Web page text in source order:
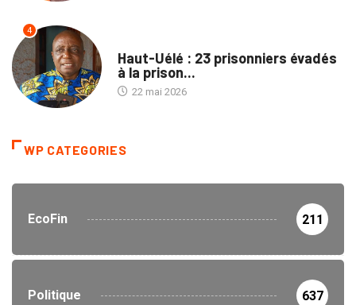
4
Haut-Uélé : 23 prisonniers évadés
à la prison...
22 mai 2026
WP CATEGORIES
EcoFin 211
Politique 637